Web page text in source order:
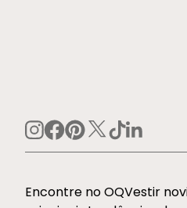
Encontre no OQVestir